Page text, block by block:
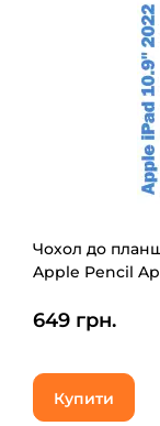
Чохол до
Apple Pencil
649 грн.
Купити